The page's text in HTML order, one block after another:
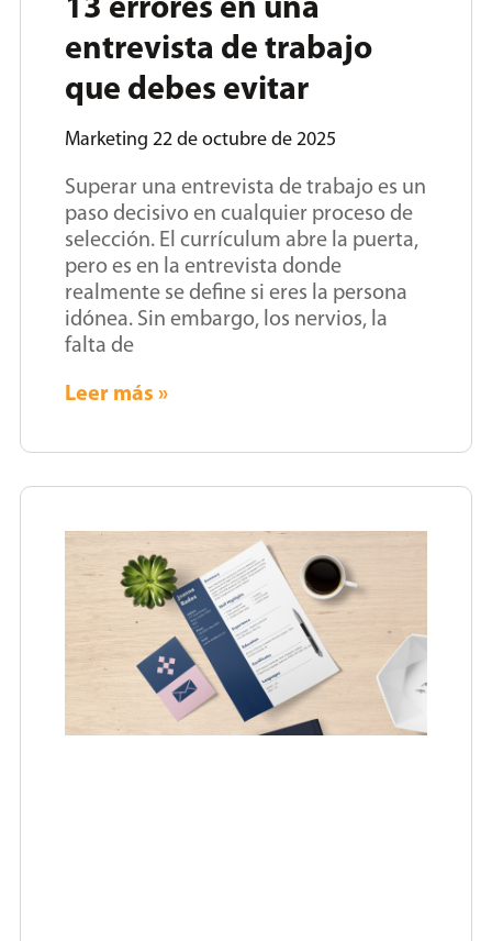
13 errores en una
entrevista de trabajo
que debes evitar
Marketing 22 de octubre de 2025
Superar una entrevista de trabajo es un
paso decisivo en cualquier proceso de
selección. El currículum abre la puerta,
pero es en la entrevista donde
realmente se define si eres la persona
idónea. Sin embargo, los nervios, la
falta de
Leer más »